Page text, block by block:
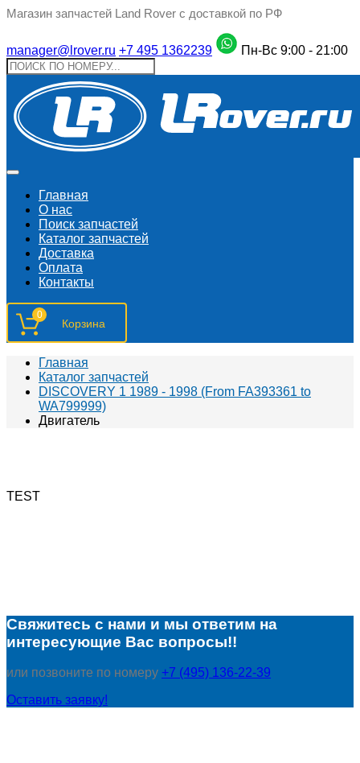
Магазин запчастей Land Rover с доставкой по РФ
manager@lrover.ru +7 495 1362239 Пн-Вс 9:00 - 21:00
Главная
О нас
Поиск запчастeй
Каталог запчастей
Доставка
Оплата
Контакты
0
Главная
Каталог запчастей
DISCOVERY 1 1989 - 1998 (From FA393361 to
WA799999)
Двигатель
TEST
Свяжитесь с нами и мы ответим на
интересующие Вас вопросы!!
или позвоните по номеру +7 (495) 136-22-39
Оставить заявку!